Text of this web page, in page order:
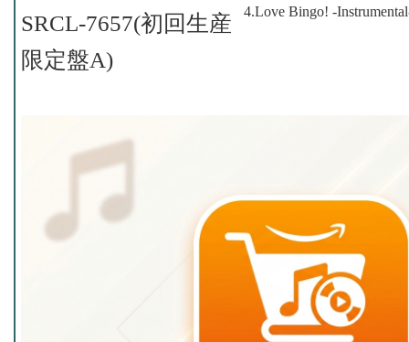
4.Love Bingo! -
SRCL-7657(初回生産
限定盤A)